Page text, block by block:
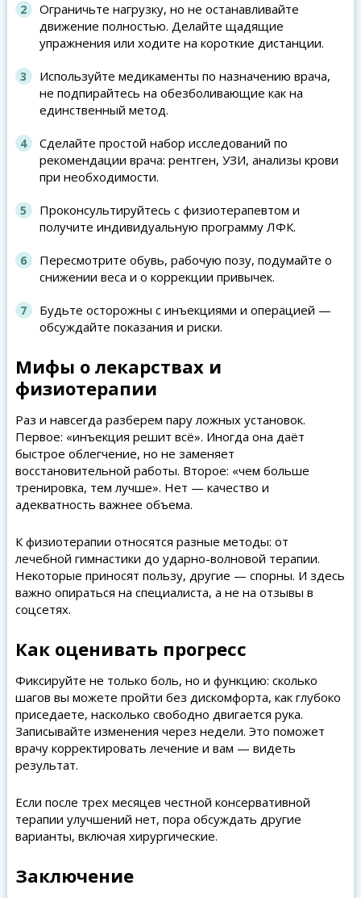
Ограничьте нагрузку, но не останавливайте
движение полностью. Делайте щадящие
упражнения или ходите на короткие дистанции.
Используйте медикаменты по назначению врача,
не подпирайтесь на обезболивающие как на
единственный метод.
Сделайте простой набор исследований по
рекомендации врача: рентген, УЗИ, анализы крови
при необходимости.
Проконсультируйтесь с физиотерапевтом и
получите индивидуальную программу ЛФК.
Пересмотрите обувь, рабочую позу, подумайте о
снижении веса и о коррекции привычек.
Будьте осторожны с инъекциями и операцией —
обсуждайте показания и риски.
Мифы о лекарствах и
физиотерапии
Раз и навсегда разберем пару ложных установок.
Первое: «инъекция решит всё». Иногда она даёт
быстрое облегчение, но не заменяет
восстановительной работы. Второе: «чем больше
тренировка, тем лучше». Нет — качество и
адекватность важнее объема.
К физиотерапии относятся разные методы: от
лечебной гимнастики до ударно-волновой терапии.
Некоторые приносят пользу, другие — спорны. И здесь
важно опираться на специалиста, а не на отзывы в
соцсетях.
Как оценивать прогресс
Фиксируйте не только боль, но и функцию: сколько
шагов вы можете пройти без дискомфорта, как глубоко
приседаете, насколько свободно двигается рука.
Записывайте изменения через недели. Это поможет
врачу корректировать лечение и вам — видеть
результат.
Если после трех месяцев честной консервативной
терапии улучшений нет, пора обсуждать другие
варианты, включая хирургические.
Заключение